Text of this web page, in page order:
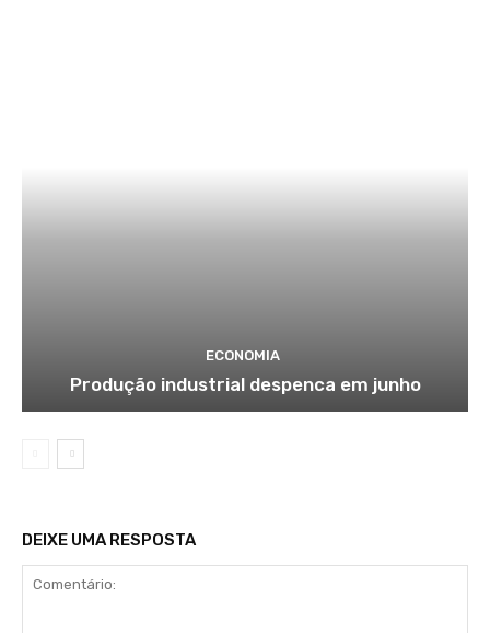
ECONOMIA
Produção industrial despenca em junho
DEIXE UMA RESPOSTA